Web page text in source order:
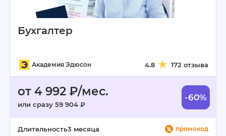
Бухгалтер
Академия Эдюсон 4.8 172 отзыва
от 4 992 ₽/мес.
или сразу 59 904 ₽
-60%
промокод
Длительность3 месяца